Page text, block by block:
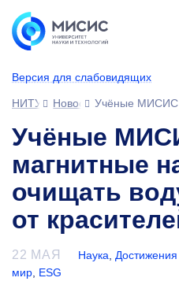
Версия для слабовидящих
НИТУ МИСИС
НовостиУчёные МИСИС
Учёные
магнитные
очищать
от
22 МАЯ Наука Достижения
мир ESG